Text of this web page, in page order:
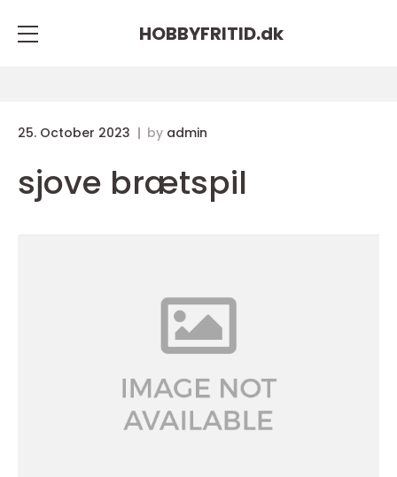
HOBBYFRITID.dk
25. October 2023 by admin
sjove brætspil